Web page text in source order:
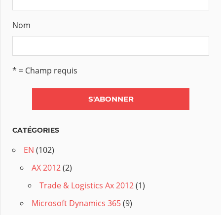
Nom
* = Champ requis
CATÉGORIES
EN (102)
AX 2012(2)
Trade & Logistics Ax 2012(1)
Microsoft Dynamics 365(9)